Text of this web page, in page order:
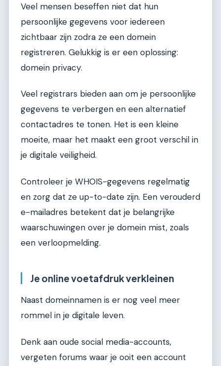
Veel mensen beseffen niet dat hun
persoonlijke gegevens voor iedereen
zichtbaar zijn zodra ze een domein
registreren. Gelukkig is er een oplossing:
domein privacy.
Veel registrars bieden aan om je persoonlijke
gegevens te verbergen en een alternatief
contactadres te tonen. Het is een kleine
moeite, maar het maakt een groot verschil in
je digitale veiligheid.
Controleer je WHOIS-gegevens regelmatig
en zorg dat ze up-to-date zijn. Een verouderd
e-mailadres betekent dat je belangrijke
waarschuwingen over je domein mist, zoals
een verloopmelding.
Je online voetafdruk verkleinen
Naast domeinnamen is er nog veel meer
rommel in je digitale leven.
Denk aan oude social media-accounts,
vergeten forums waar je ooit een account